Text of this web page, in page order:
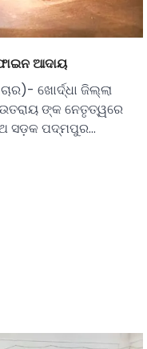
ଆଦାୟ
ଖୋର୍ଦ୍ଧା ଜିଲ୍ଲା
ଙ୍କ ନେତୃତ୍ୱରେ
ସଡ଼କ ପଦ୍ମପୁର…